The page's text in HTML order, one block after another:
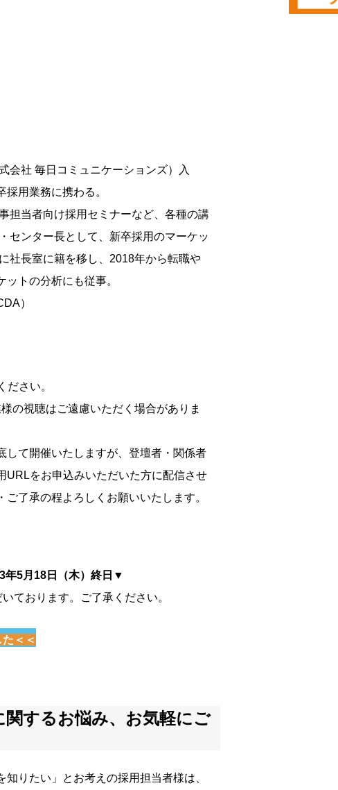
会社 毎日コミュニケーションズ）入
用業務に携わる。
担当者向け採用セミナーなど、各種の講
センター長として、新卒採用のマーケッ
社長室に籍を移し、2018年から転職や
トの分析にも従事。
）
ださい。
の視聴はご遠慮いただく場合がありま
して開催いたしますが、登壇者・関係者
URLをお申込みいただいた方に配信させ
了承の程よろしくお願いいたします。
5月18日（木）終日▼
ております。ご了承ください。
＜＜
するお悩み、お気軽にご
りたい」とお考えの採用担当者様は、